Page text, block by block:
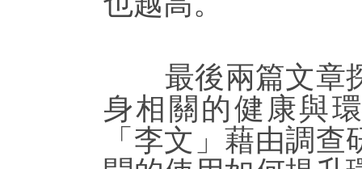
最後兩篇文章
身相關的健康與
「李文」藉由調